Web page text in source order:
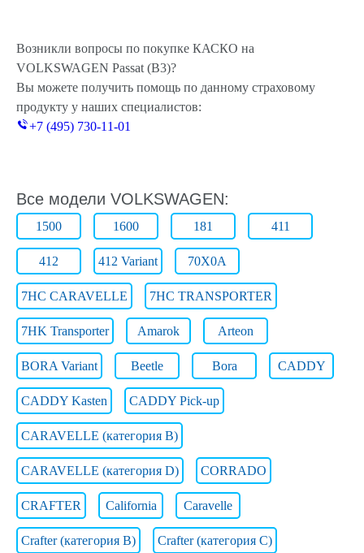
Возникли вопросы по покупке КАСКО на
VOLKSWAGEN Passat (B3)?
Вы можете получить помощь по данному страховому
продукту у наших специалистов:
+7 (495) 730-11-01
Все модели VOLKSWAGEN:
1500 1600 181 411
412 412 Variant 70X0A
7HC CARAVELLE 7HC TRANSPORTER
7HK Transporter Amarok Arteon
BORA Variant Beetle Bora CADDY
CADDY Kasten CADDY Pick-up
CARAVELLE (категория B)
CARAVELLE (категория D) CORRADO
CRAFTER California Caravelle
Crafter (категория B) Crafter (категория C)